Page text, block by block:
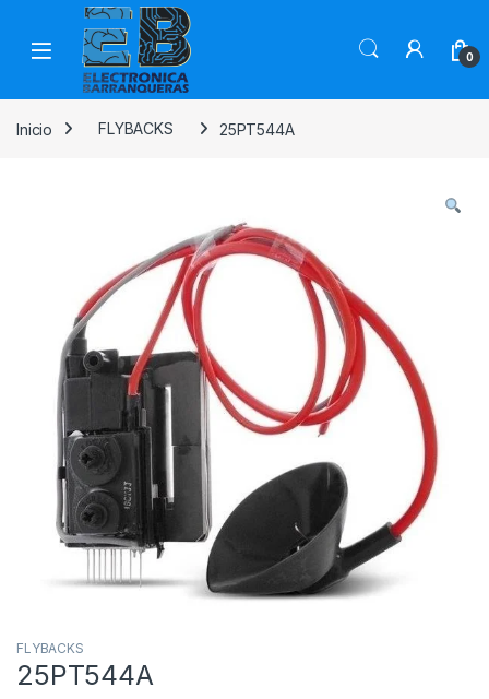
0
Inicio FLYBACKS 25PT544A
FLYBACKS
25PT544A